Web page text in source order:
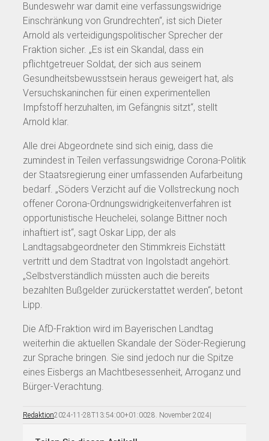
Bundeswehr war damit eine verfassungswidrige
Einschränkung von Grundrechten“, ist sich Dieter
Arnold als verteidigungspolitischer Sprecher der
Fraktion sicher. „Es ist ein Skandal, dass ein
pflichtgetreuer Soldat, der sich aus seinem
Gesundheitsbewusstsein heraus geweigert hat, als
Versuchskaninchen für einen experimentellen
Impfstoff herzuhalten, im Gefängnis sitzt“, stellt
Arnold klar.
Alle drei Abgeordnete sind sich einig, dass die
zumindest in Teilen verfassungswidrige Corona-Politik
der Staatsregierung einer umfassenden Aufarbeitung
bedarf. „Söders Verzicht auf die Vollstreckung noch
offener Corona-Ordnungswidrigkeitenverfahren ist
opportunistische Heuchelei, solange Bittner noch
inhaftiert ist“, sagt Oskar Lipp, der als
Landtagsabgeordneter den Stimmkreis Eichstätt
vertritt und dem Stadtrat von Ingolstadt angehört.
„Selbstverständlich müssten auch die bereits
bezahlten Bußgelder zurückerstattet werden“, betont
Lipp.
Die AfD-Fraktion wird im Bayerischen Landtag
weiterhin die aktuellen Skandale der Söder-Regierung
zur Sprache bringen. Sie sind jedoch nur die Spitze
eines Eisbergs an Machtbesessenheit, Arroganz und
Bürger-Verachtung.
Redaktion2024-11-28T13:54:00+01:0028. November 2024|